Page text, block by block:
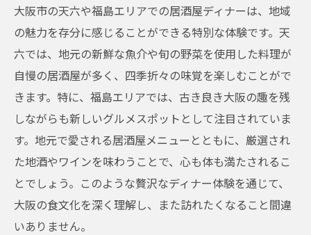
大阪市の天六や福島エリアでの居酒屋ディナーは、地域
の魅力を存分に感じることができる特別な体験です。天
六では、地元の新鮮な魚介や旬の野菜を使用した料理が
自慢の居酒屋が多く、四季折々の味覚を楽しむことがで
きます。特に、福島エリアでは、古き良き大阪の趣を残
しながらも新しいグルメスポットとして注目されていま
す。地元で愛される居酒屋メニューとともに、厳選され
た地酒やワインを味わうことで、心も体も満たされるこ
とでしょう。このような贅沢なディナー体験を通じて、
大阪の食文化を深く理解し、また訪れたくなること間違
いありません。